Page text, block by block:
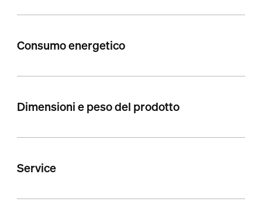
Consumo energetico
Dimensioni e peso del prodotto
Service